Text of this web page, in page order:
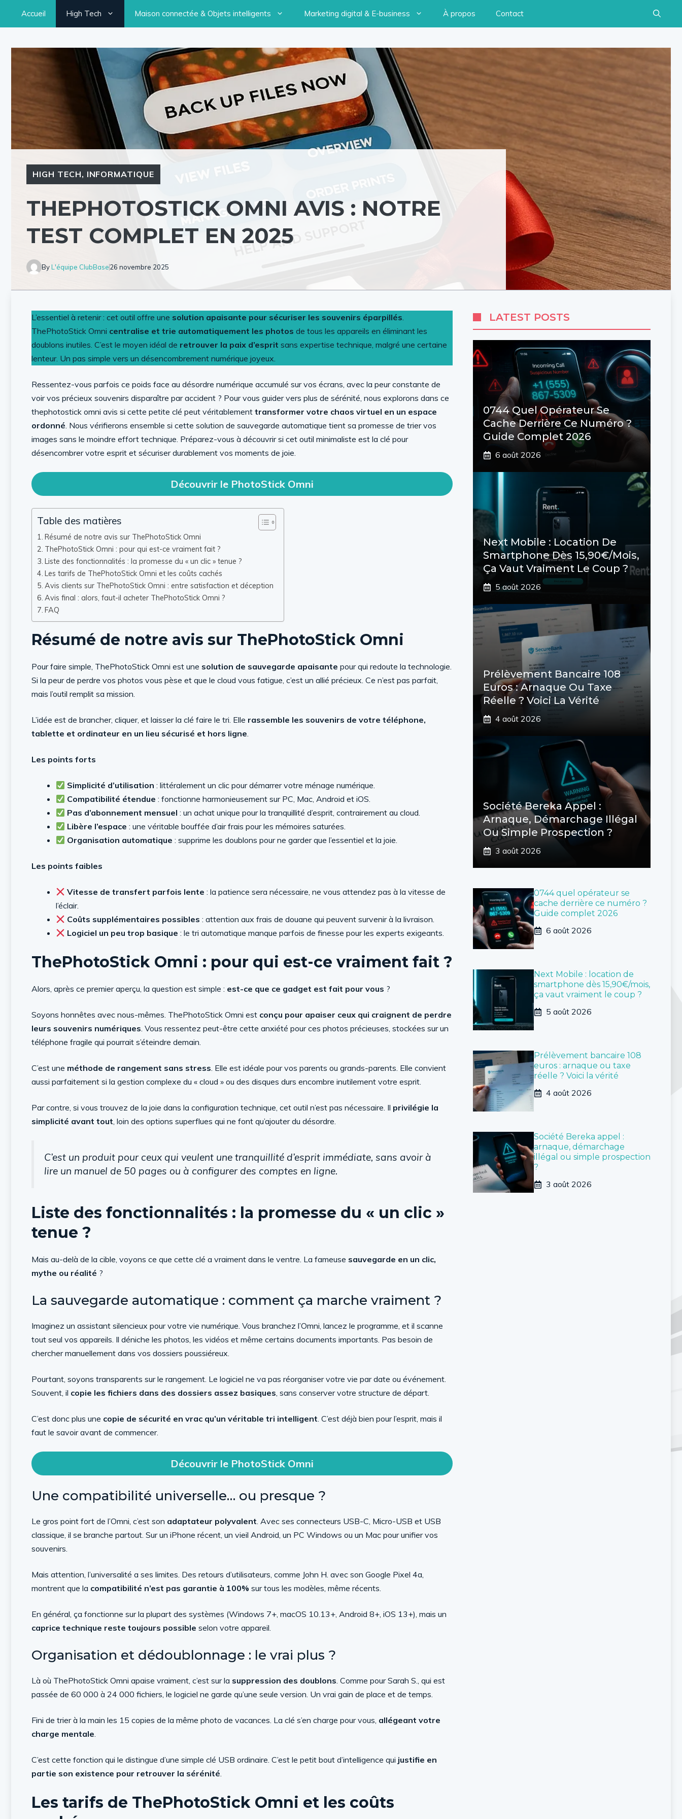
Accueil High Tech Maison connectée & Objets intelligents Marketing digital & E-business À propos Contact
HIGH TECH, INFORMATIQUE
THEPHOTOSTICK OMNI AVIS : NOTRE
TEST COMPLET EN 2025
ByL'équipe ClubBase26 novembre 2025
L’essentiel à retenir : cet outil offre une solution apaisante pour sécuriser les souvenirs éparpillés.
ThePhotoStick Omni centralise et trie automatiquement les photos de tous les appareils en éliminant les
doublons inutiles. C’est le moyen idéal de retrouver la paix d’esprit sans expertise technique, malgré une certaine
lenteur. Un pas simple vers un désencombrement numérique joyeux.
Ressentez-vous parfois ce poids face au désordre numérique accumulé sur vos écrans, avec la peur constante de
voir vos précieux souvenirs disparaître par accident ? Pour vous guider vers plus de sérénité, nous explorons dans ce
thephotostick omni avis si cette petite clé peut véritablement transformer votre chaos virtuel en un espace
ordonné. Nous vérifierons ensemble si cette solution de sauvegarde automatique tient sa promesse de trier vos
images sans le moindre effort technique. Préparez-vous à découvrir si cet outil minimaliste est la clé pour
désencombrer votre esprit et sécuriser durablement vos moments de joie.
Découvrir le PhotoStick Omni
Table des matières
Résumé de notre avis sur ThePhotoStick Omni
ThePhotoStick Omni : pour qui est-ce vraiment fait ?
Liste des fonctionnalités : la promesse du « un clic » tenue ?
Les tarifs de ThePhotoStick Omni et les coûts cachés
Avis clients sur ThePhotoStick Omni : entre satisfaction et déception
Avis final : alors, faut-il acheter ThePhotoStick Omni ?
FAQ
Résumé de notre avis sur ThePhotoStick Omni
Pour faire simple, ThePhotoStick Omni est une solution de sauvegarde apaisante pour qui redoute la technologie.
Si la peur de perdre vos photos vous pèse et que le cloud vous fatigue, c’est un allié précieux. Ce n’est pas parfait,
mais l’outil remplit sa mission.
L’idée est de brancher, cliquer, et laisser la clé faire le tri. Elle rassemble les souvenirs de votre téléphone,
tablette et ordinateur en un lieu sécurisé et hors ligne.
Les points forts
Simplicité d’utilisation : littéralement un clic pour démarrer votre ménage numérique.
Compatibilité étendue : fonctionne harmonieusement sur PC, Mac, Android et iOS.
Pas d’abonnement mensuel : un achat unique pour la tranquillité d’esprit, contrairement au cloud.
Libère l’espace : une véritable bouffée d’air frais pour les mémoires saturées.
Organisation automatique : supprime les doublons pour ne garder que l’essentiel et la joie.
Les points faibles
Vitesse de transfert parfois lente : la patience sera nécessaire, ne vous attendez pas à la vitesse de
l’éclair.
Coûts supplémentaires possibles : attention aux frais de douane qui peuvent survenir à la livraison.
Logiciel un peu trop basique : le tri automatique manque parfois de finesse pour les experts exigeants.
ThePhotoStick Omni : pour qui est-ce vraiment fait ?
Alors, après ce premier aperçu, la question est simple : est-ce que ce gadget est fait pour vous ?
Soyons honnêtes avec nous-mêmes. ThePhotoStick Omni est conçu pour apaiser ceux qui craignent de perdre
leurs souvenirs numériques. Vous ressentez peut-être cette anxiété pour ces photos précieuses, stockées sur un
téléphone fragile qui pourrait s’éteindre demain.
C’est une méthode de rangement sans stress. Elle est idéale pour vos parents ou grands-parents. Elle convient
aussi parfaitement si la gestion complexe du « cloud » ou des disques durs encombre inutilement votre esprit.
Par contre, si vous trouvez de la joie dans la configuration technique, cet outil n’est pas nécessaire. Il privilégie la
simplicité avant tout, loin des options superflues qui ne font qu’ajouter du désordre.
C’est un produit pour ceux qui veulent une tranquillité d’esprit immédiate, sans avoir à
lire un manuel de 50 pages ou à configurer des comptes en ligne.
Liste des fonctionnalités : la promesse du « un clic »
tenue ?
Mais au-delà de la cible, voyons ce que cette clé a vraiment dans le ventre. La fameuse sauvegarde en un clic,
mythe ou réalité ?
La sauvegarde automatique : comment ça marche vraiment ?
Imaginez un assistant silencieux pour votre vie numérique. Vous branchez l’Omni, lancez le programme, et il scanne
tout seul vos appareils. Il déniche les photos, les vidéos et même certains documents importants. Pas besoin de
chercher manuellement dans vos dossiers poussiéreux.
Pourtant, soyons transparents sur le rangement. Le logiciel ne va pas réorganiser votre vie par date ou événement.
Souvent, il copie les fichiers dans des dossiers assez basiques , sans conserver votre structure de départ.
C’est donc plus une copie de sécurité en vrac qu’un véritable tri intelligent . C’est déjà bien pour l’esprit, mais il
faut le savoir avant de commencer.
Découvrir le PhotoStick Omni
Une compatibilité universelle… ou presque ?
Le gros point fort de l’Omni, c’est son adaptateur polyvalent . Avec ses connecteurs USB-C, Micro-USB et USB
classique, il se branche partout. Sur un iPhone récent, un vieil Android, un PC Windows ou un Mac pour unifier vos
souvenirs.
Mais attention, l’universalité a ses limites. Des retours d’utilisateurs, comme John H. avec son Google Pixel 4a,
montrent que la compatibilité n’est pas garantie à 100% sur tous les modèles, même récents.
En général, ça fonctionne sur la plupart des systèmes (Windows 7+, macOS 10.13+, Android 8+, iOS 13+), mais un
caprice technique reste toujours possible selon votre appareil.
Organisation et dédoublonnage : le vrai plus ?
Là où ThePhotoStick Omni apaise vraiment, c’est sur la suppression des doublons . Comme pour Sarah S., qui est
passée de 60 000 à 24 000 fichiers, le logiciel ne garde qu’une seule version. Un vrai gain de place et de temps.
Fini de trier à la main les 15 copies de la même photo de vacances. La clé s’en charge pour vous, allégeant votre
charge mentale
C’est cette fonction qui le distingue d’une simple clé USB ordinaire. C’est le petit bout d’intelligence qui justifie en
partie son existence pour retrouver la sérénité
Les tarifs de ThePhotoStick Omni et les coûts
LATEST POSTS
0744 Quel Opérateur Se
Cache Derrière Ce Numéro ?
Guide Complet 2026
6 août 2026
Next Mobile : Location De
Smartphone Dès 15,90€/mois,
Ça Vaut Vraiment Le Coup ?
5 août 2026
Prélèvement Bancaire 108
Euros : Arnaque Ou Taxe
Réelle ? Voici La Vérité
4 août 2026
Société Bereka Appel :
Arnaque, Démarchage Illégal
Ou Simple Prospection ?
3 août 2026
0744 quel opérateur se
cache derrière ce numéro ?
Guide complet 2026
6 août 2026
Next Mobile : location de
smartphone dès 15,90€/mois,
ça vaut vraiment le coup ?
5 août 2026
Prélèvement bancaire 108
euros : arnaque ou taxe
réelle ? Voici la vérité
4 août 2026
Société Bereka appel :
arnaque, démarchage
illégal ou simple prospection
?
3 août 2026